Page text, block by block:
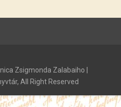
Zsigmonda Zalabaiho |
All Right Reserved